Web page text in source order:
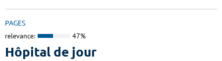
PAGES
relevance: 47%
Hôpital de jour